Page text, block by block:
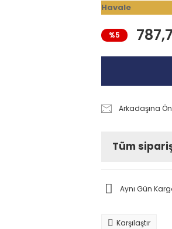
Havale
%5
Arkadaşına
Tüm
Aynı Gün
Karşılaştır